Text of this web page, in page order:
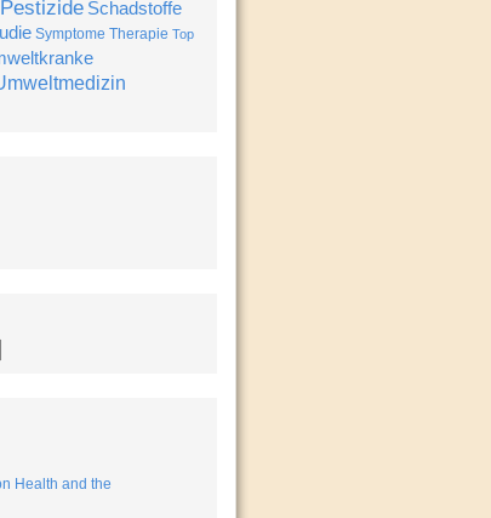
Pestizide Schadstoffe
Symptome Therapie Top
Health and the